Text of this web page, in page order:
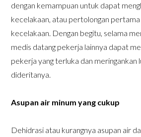
dengan kemampuan untuk dapat
kecelakaan, atau pertolongan
kecelakaan. Dengan begitu, selama
medis datang pekerja lainnya dapat
pekerja yang terluka dan meringankan
dideritanya.
Asupan air minum yang cukup
Dehidrasi atau kurangnya asupan air